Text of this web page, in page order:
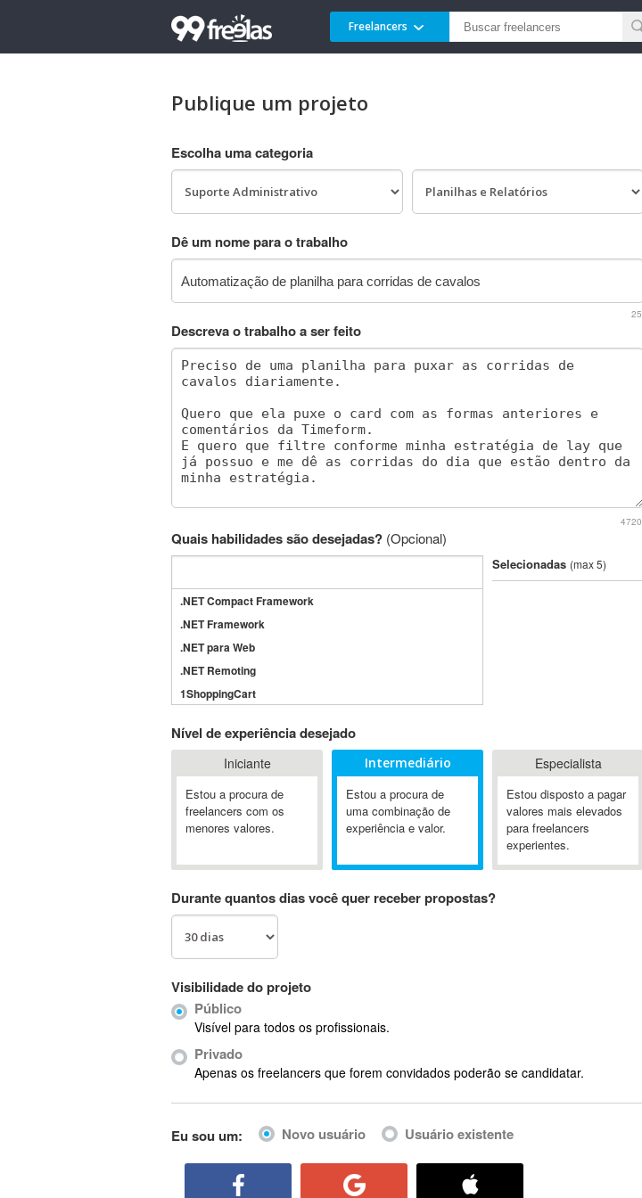
Freelancers
Publique um projeto
Escolha uma categoria
Dê um nome para o trabalho
25
Descreva o trabalho a ser feito
4720
Quais habilidades são desejadas? (Opcional)
.NET Compact Framework
.NET Framework
.NET para Web
.NET Remoting
1ShoppingCart
3GSM
4D Dimension
802.11
A&P
A-GPS
Ab Initio
ABIS
AbleCommerce
Ableton Live
Abstract Window Toolkit (AWT)
Selecionadas (max 5)
Nível de experiência desejado
Iniciante
Estou a procura de
freelancers com os
menores valores.
Intermediário
Estou a procura de
uma combinação de
experiência e valor.
Especialista
Estou disposto a pagar
valores mais elevados
para freelancers
experientes.
Durante quantos dias você quer receber propostas?
Visibilidade do projeto
Público
Visível para todos os profissionais.
Privado
Apenas os freelancers que forem convidados poderão se candidatar.
Eu sou um: Novo usuário Usuário existente